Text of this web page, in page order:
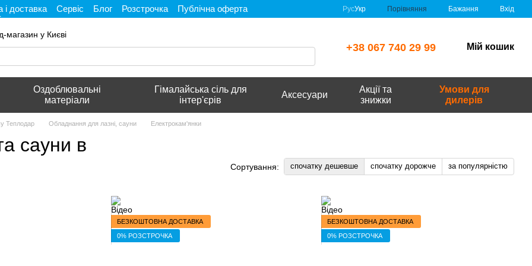
і доставка Сервіс Блог Розстрочка
Публічна оферта
РусУкр Порівняння Бажання Вхід
магазин у Києві
+38 067 740 29 99 Мій кошик
Оздоблювальні
матеріали
Гімалайська сіль для
інтер'єрів
Аксесуари
Акції та
знижки
Умови для
дилерів
Теплодар Обладнання для лазні, сауни Електрокам'янки
сауни в
Сортування: спочатку дешевше спочатку дорожче за популярністю
БЕЗКОШТОВНА ДОСТАВКА
0% РОЗСТРОЧКА
БЕЗКОШТОВНА ДОСТАВКА
0% РОЗСТРОЧКА